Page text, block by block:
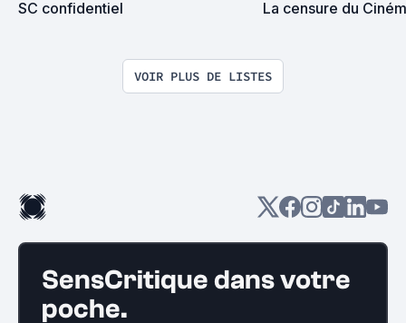
SC confidentiel La censure du
VOIR PLUS DE LISTES
SensCritique dans votre
poche.